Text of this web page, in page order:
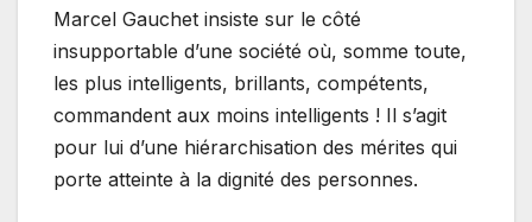
Marcel Gauchet insiste sur le côté
insupportable d’une société où, somme toute,
les plus intelligents, brillants, compétents,
commandent aux moins intelligents ! Il s’agit
pour lui d’une hiérarchisation des mérites qui
porte atteinte à la dignité des personnes.